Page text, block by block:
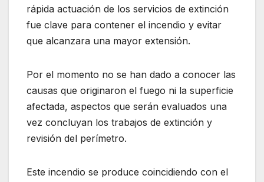
rápida actuación de los servicios de extinción
fue clave para contener el incendio y evitar
que alcanzara una mayor extensión.
Por el momento no se han dado a conocer las
causas que originaron el fuego ni la superficie
afectada, aspectos que serán evaluados una
vez concluyan los trabajos de extinción y
revisión del perímetro.
Este incendio se produce coincidiendo con el